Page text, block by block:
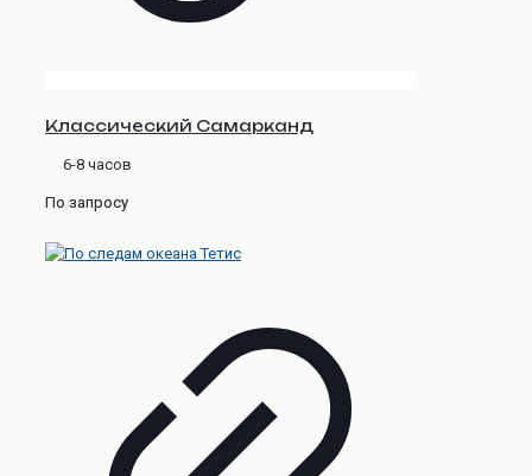
Классический Самарканд
6-8 часов
По запросу